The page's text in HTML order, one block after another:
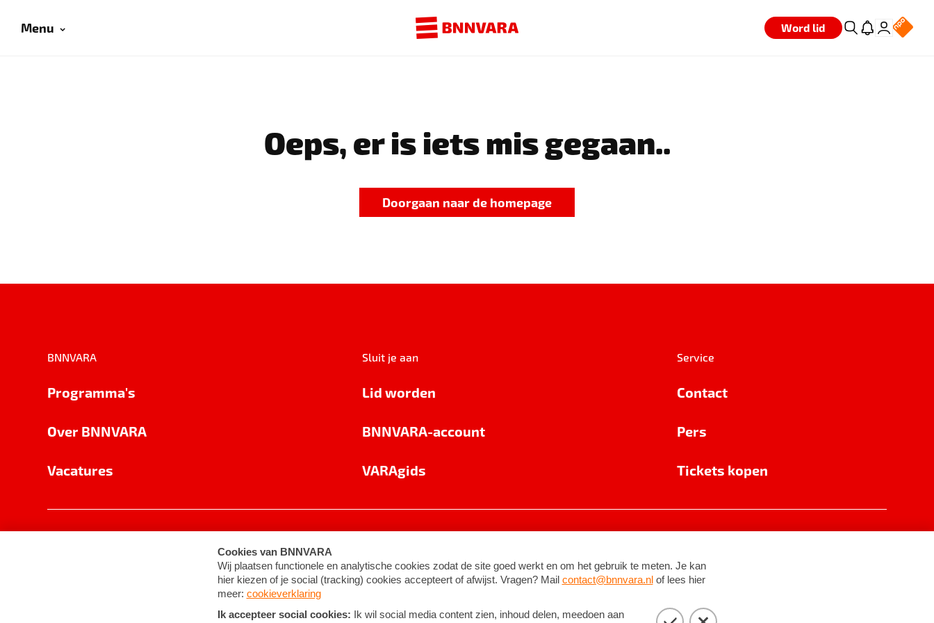
Menu Word lid
Oeps, er is iets mis gegaan..
Doorgaan naar de homepage
BNNVARA
Programma's
Over BNNVARA
Vacatures
Sluit je aan
Lid worden
BNNVARA-account
VARAgids
Service
Contact
Pers
Tickets kopen
Cookie-instellingen Algemene voorwaarden ©2026BNNVARA